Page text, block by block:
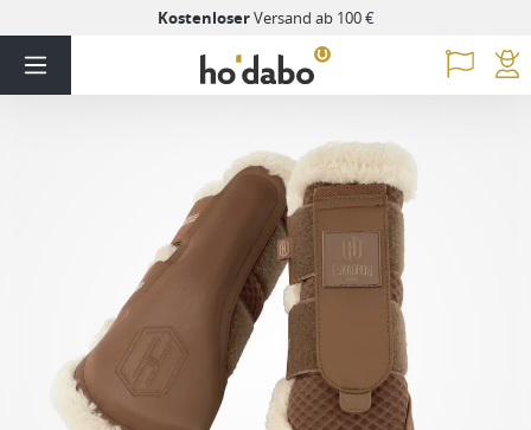
KostenloserVersand ab 100 €